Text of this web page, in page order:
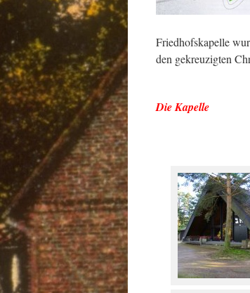
Friedhofskapelle
den gekreuzigten
Die Kapelle >>